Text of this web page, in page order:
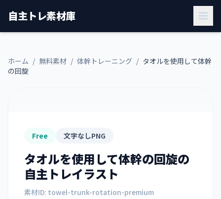
自主トレ素材庫
ホーム / 無料素材 / 体幹トレーニング / タオルを使用して体幹
の回旋
Free 文字なしPNG
タオルを使用して体幹の回旋の
自主トレイラスト
素材ID: towel-trunk-rotation-premium